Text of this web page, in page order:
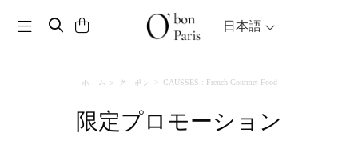
Toggle navigation 日本語
ホーム クーポン CAUSSES : French Gourmet Food
限定プロモーション